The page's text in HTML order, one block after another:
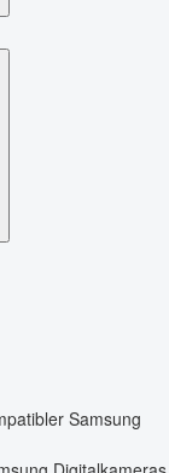
Samsung